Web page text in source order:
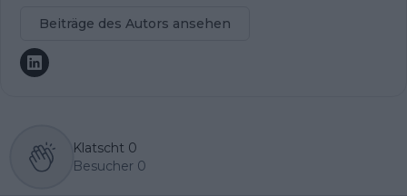
Beiträge des Autors ansehen
Klatscht 0
Besucher 0